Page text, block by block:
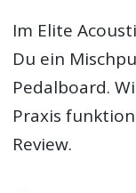
Im Elite
Du ein
Pedalboard.
Praxis
Review.